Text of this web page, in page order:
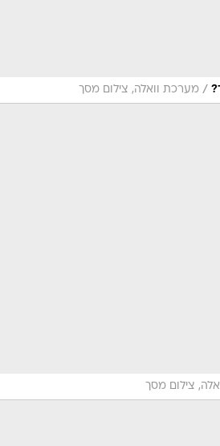
/ מערכת וואלה, צילום מסך
צילום מסך